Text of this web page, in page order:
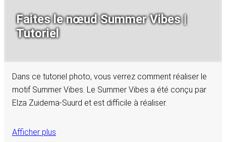
Faites le nœud Summer Vibes |
Tutoriel
Dans ce tutoriel photo, vous verrez comment réaliser le
motif Summer Vibes. Le Summer Vibes a été conçu par
Elza Zuidema-Suurd et est difficile à réaliser.
Afficher plus